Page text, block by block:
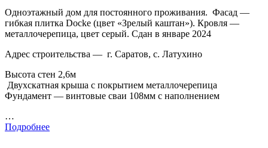
Одноэтажный дом для постоянного проживания. Фасад —
гибкая плитка Docke (цвет «Зрелый каштан»). Кровля —
металлочерепица, цвет серый. Сдан в январе 2024
Адрес строительства — г. Саратов, с. Латухино
Высота стен 2,6м
Двухскатная крыша с покрытием металлочерепица
Фундамент — винтовые сваи 108мм с наполнением
…
Подробнее